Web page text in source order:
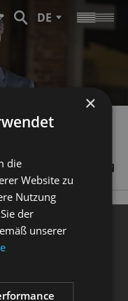
DE
×
die
Website zu
Nutzung
der
unserer